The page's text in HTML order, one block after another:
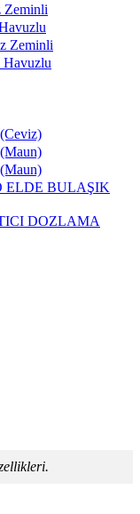
Zeminli
Zeminli
Havuzlu
ELDE BULAŞIK
DOZLAMA